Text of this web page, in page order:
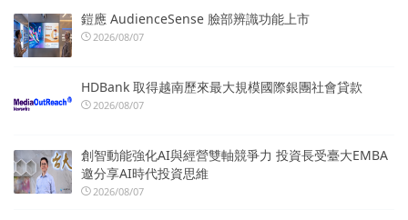
鎧應 AudienceSense 臉部辨識功能上市
2026/08/07
HDBank 取得越南歷來最大規模國際銀團社會貸款
2026/08/07
創智動能強化AI與經營雙軸競爭力 投資長受臺大EMBA
邀分享AI時代投資思維
2026/08/07